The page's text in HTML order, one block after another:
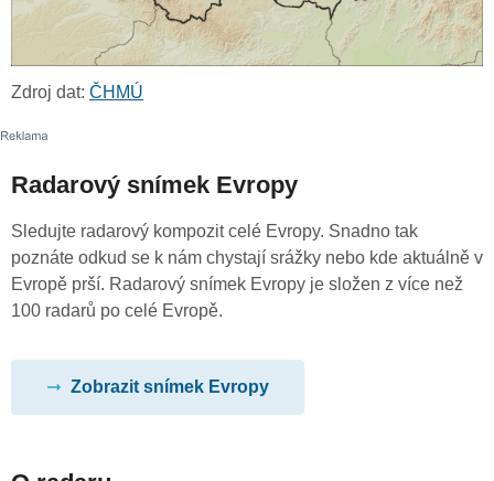
Zdroj dat: ČHMÚ
Radarový snímek Evropy
Sledujte radarový kompozit celé Evropy. Snadno tak
poznáte odkud se k nám chystají srážky nebo kde aktuálně v
Evropě prší. Radarový snímek Evropy je složen z více než
100 radarů po celé Evropě.
Zobrazit snímek Evropy